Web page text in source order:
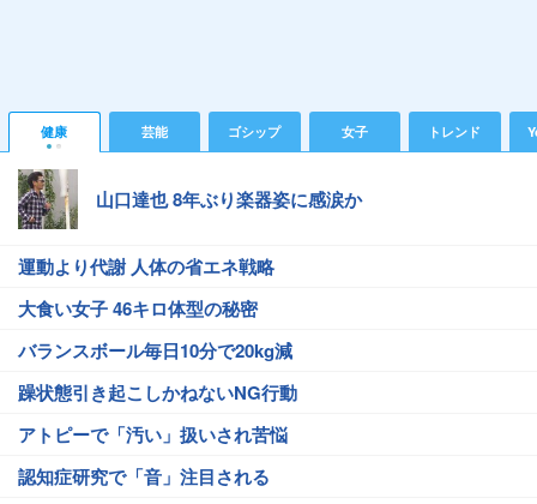
健康 芸能 ゴシップ 女子 トレンド
山口達也 8年ぶり楽器姿に感涙か
運動より代謝 人体の省エネ戦略
大食い女子 46キロ体型の秘密
バランスボール毎日10分で20kg減
躁状態引き起こしかねないNG行動
アトピーで「汚い」扱いされ苦悩
認知症研究で「音」注目される